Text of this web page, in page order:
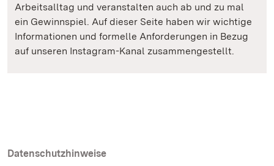
Arbeitsalltag und veranstalten auch ab und zu mal
ein Gewinnspiel. Auf dieser Seite haben wir wichtige
Informationen und formelle Anforderungen in Bezug
auf unseren Instagram-Kanal zusammengestellt.
Datenschutzhinweise